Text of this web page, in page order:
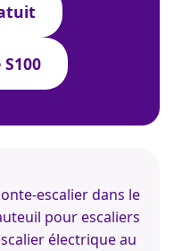
escalier dans le
pour escaliers
électrique au